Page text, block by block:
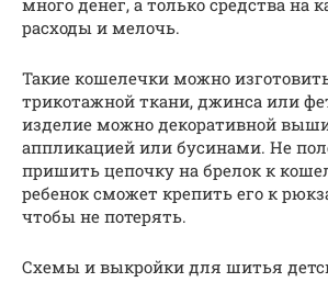
много денег, а только средства на
расходы и мелочь.
Такие кошелечки можно
трикотажной ткани, джинса или
изделие можно декоративной
аппликацией или бусинами. Не
пришить цепочку на брелок к
ребенок сможет крепить его к
чтобы не потерять.
Схемы и выкройки для шитья